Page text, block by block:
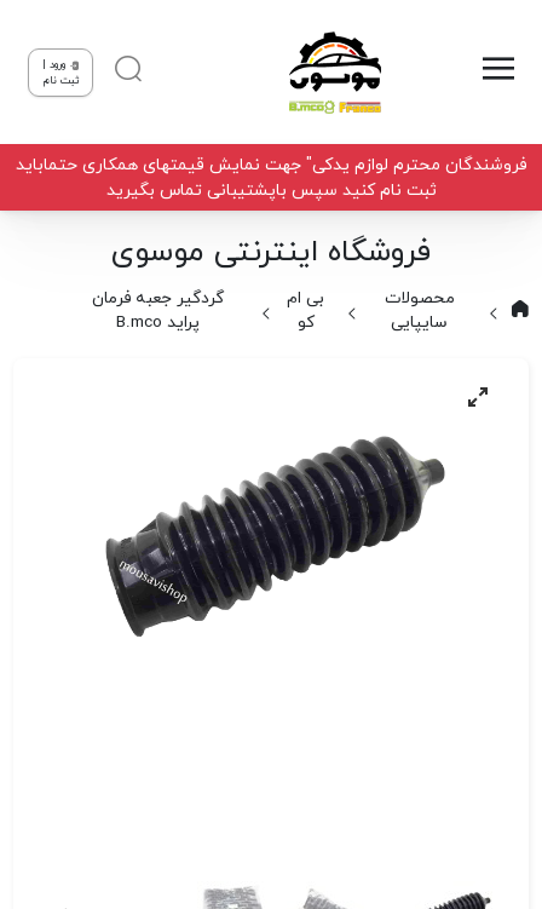
ورود |
ثبت نام
فروشندگان محترم لوازم یدکی" جهت نمایش قیمتهای همکاری حتماباید
ثبت نام کنید سپس باپشتیبانی تماس بگیرید
فروشگاه اینترنتی موسوی
محصولات
سایپایی
بی ام
کو
گردگیر جعبه فرمان
پراید B.mco